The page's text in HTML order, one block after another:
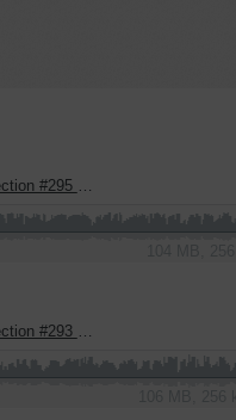
(Record Deep)
(Record Deep)